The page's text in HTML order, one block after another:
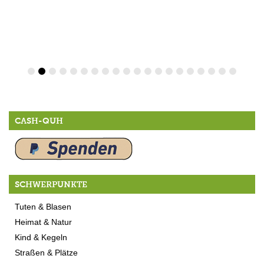
CASH-QUH
SCHWERPUNKTE
Tuten & Blasen
Heimat & Natur
Kind & Kegeln
Straßen & Plätze